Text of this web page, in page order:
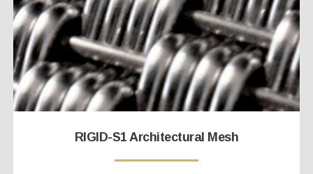
RIGID-S1 Architectural Mesh